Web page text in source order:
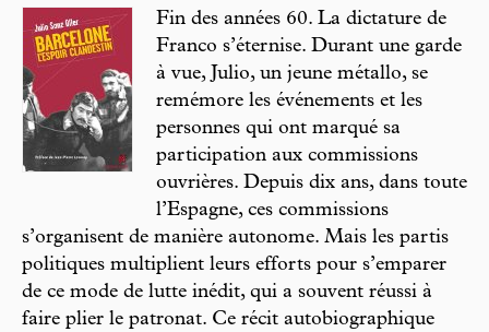
Fin des années 60. La dictature de
Franco s’éternise. Durant une garde
à vue, Julio, un jeune métallo, se
remémore les événements et les
personnes qui ont marqué sa
participation aux commissions
ouvrières. Depuis dix ans, dans toute
l’Espagne, ces commissions
s’organisent de manière autonome. Mais les partis
politiques multiplient leurs efforts pour s’emparer
de ce mode de lutte inédit, qui a souvent réussi à
faire plier le patronat. Ce récit autobiographique